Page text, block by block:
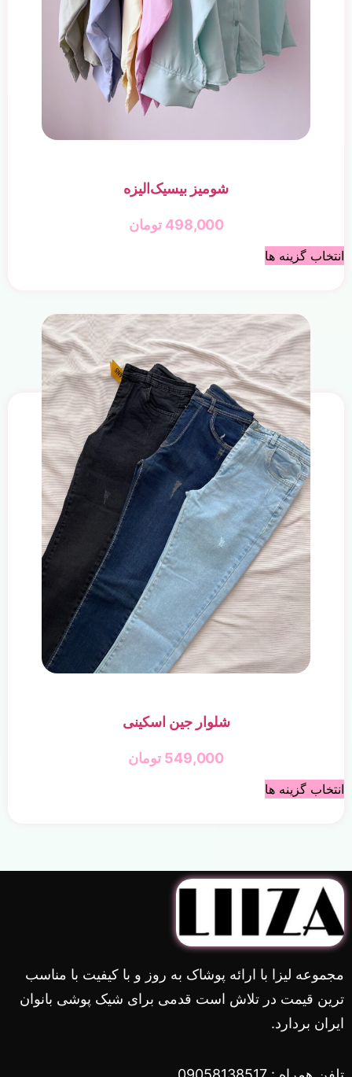
شومیز بیسیک‌الیزه
498,000 تومان
انتخاب گزینه ها
شلوار جین اسکینی
549,000 تومان
انتخاب گزینه ها
مجموعه لیزا با ارائه پوشاک به روز و با کیفیت با مناسب
ترین قیمت در تلاش است قدمی برای شیک پوشی بانوان
ایران بردارد.